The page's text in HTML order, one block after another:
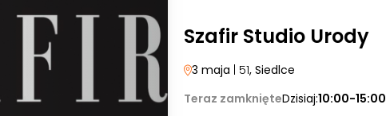
Szafir Studio Urody
3 maja | 51, Siedlce
Teraz zamknięteDzisiaj:10:00-15:00